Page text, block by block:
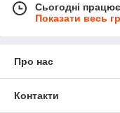
Сьогодні
Показати весь
Про нас
Контакти